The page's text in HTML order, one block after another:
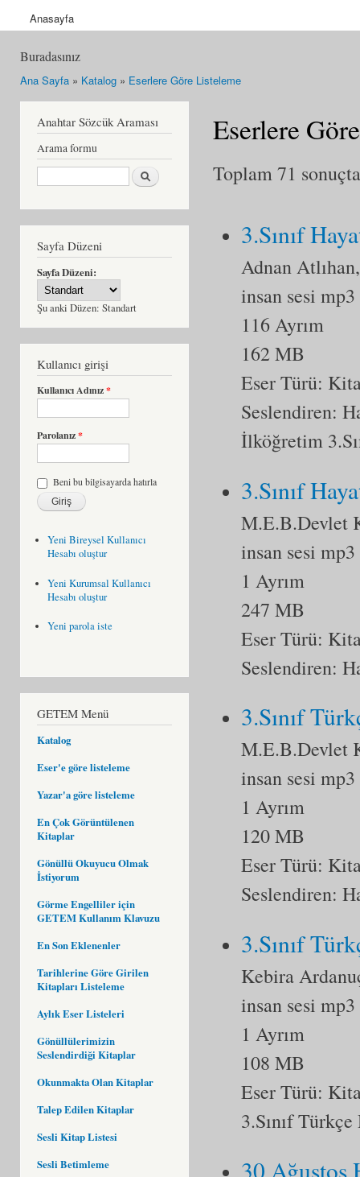
Anasayfa
Buradasınız
Ana Sayfa » Katalog » Eserlere Göre Listeleme
Anahtar Sözcük Araması
Arama formu
Ara
Sayfa Düzeni
Sayfa Düzeni:
Şu anki Düzen: Standart
Kullanıcı girişi
Kullanıcı Adınız*
Parolanız*
Beni bu bilgisayarda hatırla
Yeni Bireysel Kullanıcı
Hesabı oluştur
Yeni Kurumsal Kullanıcı
Hesabı oluştur
Yeni parola iste
GETEM Menü
Katalog
Eser'e göre listeleme
Yazar'a göre listeleme
En Çok Görüntülenen
Kitaplar
Gönüllü Okuyucu Olmak
İstiyorum
Görme Engelliler için
GETEM Kullanım Klavuzu
En Son Eklenenler
Tarihlerine Göre Girilen
Kitapları Listeleme
Aylık Eser Listeleri
Gönüllülerimizin
Seslendirdiği Kitaplar
Okunmakta Olan Kitaplar
Talep Edilen Kitaplar
Sesli Kitap Listesi
Sesli Betimleme
Eserlere
Toplam 71
3.Sınıf
Adnan
insan sesi mp3
116 Ayrım
162 MB
Eser Türü:
Seslendiren:
İlköğretim
3.Sınıf
M.E.B.Devlet
insan sesi mp3
1 Ayrım
247 MB
Eser Türü:
Seslendiren:
3.Sınıf
M.E.B.Devlet
insan sesi mp3
1 Ayrım
120 MB
Eser Türü:
Seslendiren:
3.Sınıf
Kebira
insan sesi mp3
1 Ayrım
108 MB
Eser Türü:
3.Sınıf
30 Ağustos